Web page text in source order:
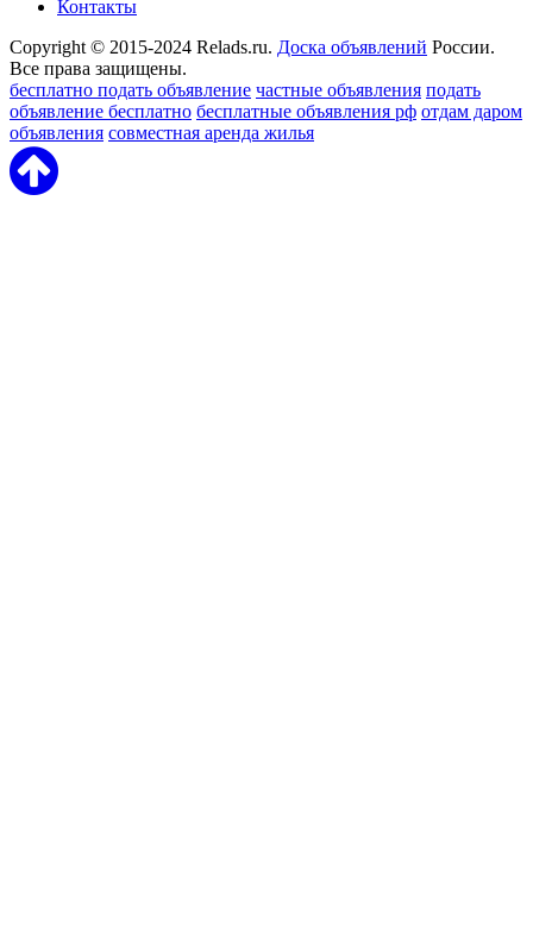
Контакты
Copyright © 2015-2024 Relads.ru. Доска объявлений России.
Все права защищены.
бесплатно подать объявление частные объявления подать
объявление бесплатно бесплатные объявления рф отдам даром
объявления совместная аренда жилья